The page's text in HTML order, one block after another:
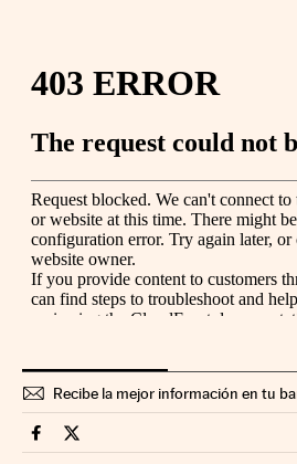
Recibe la mejor información en tu
Territorio Pyme Cinco Días en
Territorio Pyme Cinco Días en